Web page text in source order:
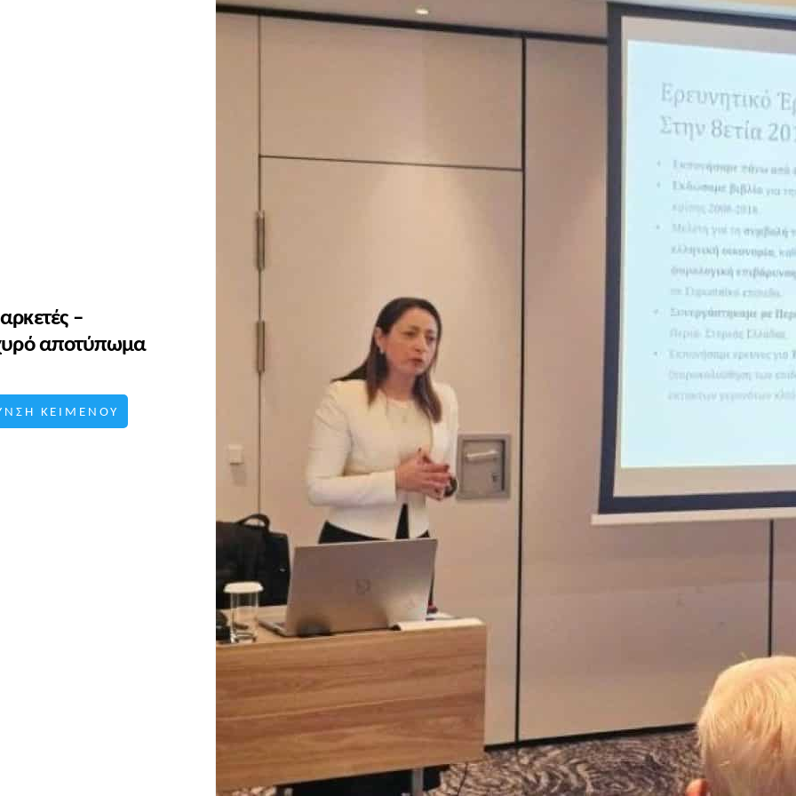
–
αποτύπωμα
ΚΕΙΜΕΝΟΥ